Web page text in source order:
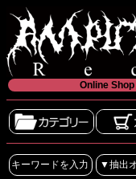
Online Shop